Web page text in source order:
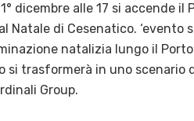
dicembre alle 17 si accende
Natale di Cesenatico. ‘evento
natalizia lungo il
si trasformerà in uno scenario
Group.